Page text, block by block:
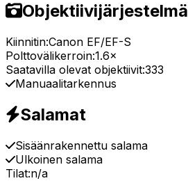
Objektiivijärjestelmä
Kiinnitin:Canon EF/EF-S
Polttovälikerroin:1.6×
Saatavilla olevat objektiivit:333
Manuaalitarkennus
Salamat
Sisäänrakennettu salama
Ulkoinen salama
Tilat:n/a